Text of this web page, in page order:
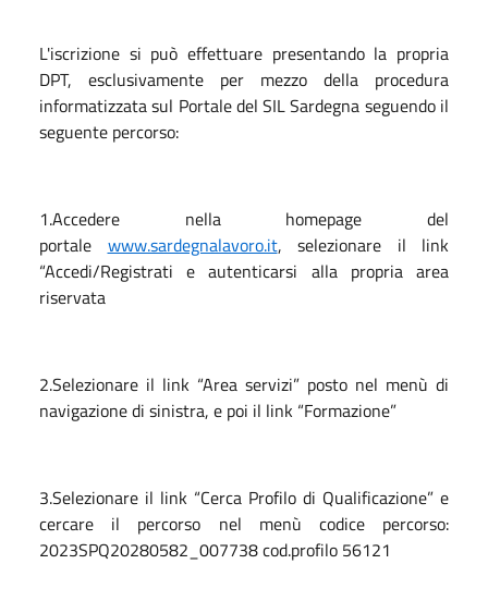
L'iscrizione si può effettuare presentando la propria
DPT, esclusivamente per mezzo della procedura
informatizzata sul Portale del SIL Sardegna seguendo il
seguente percorso:
1.Accedere nella homepage del
portale www.sardegnalavoro.it, selezionare il link
“Accedi/Registrati e autenticarsi alla propria area
riservata
2.Selezionare il link “Area servizi” posto nel menù di
navigazione di sinistra, e poi il link “Formazione”
3.Selezionare il link “Cerca Profilo di Qualificazione” e
cercare il percorso nel menù codice percorso:
2023SPQ20280582_007738 cod.profilo 56121